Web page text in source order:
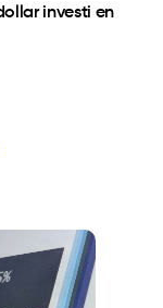
investi en